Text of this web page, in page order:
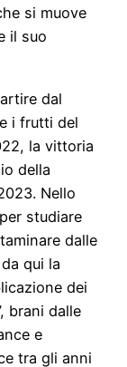
si muove
il suo
dal
i frutti del
la vittoria
della
Nello
studiare
dalle
qui la
dei
brani dalle
e
tra gli anni